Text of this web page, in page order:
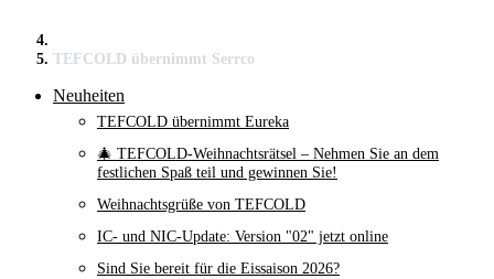
TEFCOLD übernimmt Serrco
Neuheiten
TEFCOLD übernimmt Eureka
🎄 TEFCOLD-Weihnachtsrätsel – Nehmen Sie an dem
festlichen Spaß teil und gewinnen Sie!
Weihnachtsgrüße von TEFCOLD
IC- und NIC-Update: Version "02" jetzt online
Sind Sie bereit für die Eissaison 2026?